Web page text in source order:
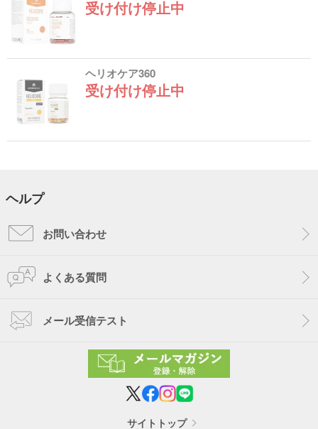
受け付け停止中
ヘリオケア360
受け付け停止中
ヘルプ
お問い合わせ
よくある質問
メール受信テスト
サイトトップ